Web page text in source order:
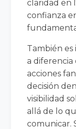
claridad en
confianza
También
a diferencia
acciones
decisión
visibilidad
allá de lo
comunicar.